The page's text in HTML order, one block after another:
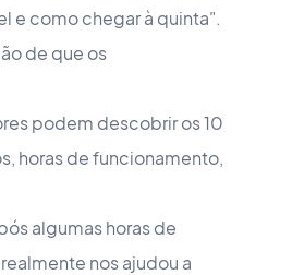
e como chegar à quinta".
de que os
podem descobrir os 10
horas de funcionamento,
algumas horas de
nos ajudou a